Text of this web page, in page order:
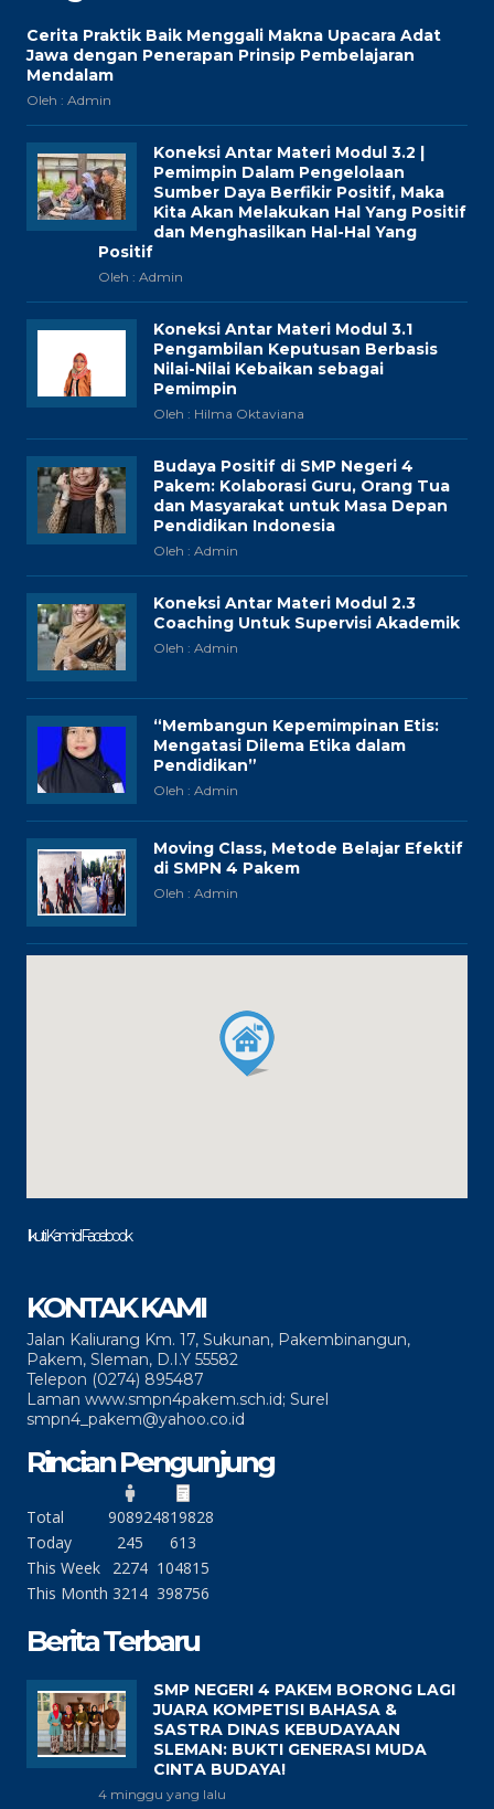
Cerita Praktik Baik Menggali Makna Upacara Adat
Jawa dengan Penerapan Prinsip Pembelajaran
Mendalam
Oleh : Admin
Koneksi Antar Materi Modul 3.2 |
Pemimpin Dalam Pengelolaan
Sumber Daya Berfikir Positif, Maka
Kita Akan Melakukan Hal Yang Positif
dan Menghasilkan Hal-Hal Yang
Positif
Oleh : Admin
Koneksi Antar Materi Modul 3.1
Pengambilan Keputusan Berbasis
Nilai-Nilai Kebaikan sebagai
Pemimpin
Oleh : Hilma Oktaviana
Budaya Positif di SMP Negeri 4
Pakem: Kolaborasi Guru, Orang Tua
dan Masyarakat untuk Masa Depan
Pendidikan Indonesia
Oleh : Admin
Koneksi Antar Materi Modul 2.3
Coaching Untuk Supervisi Akademik
Oleh : Admin
“Membangun Kepemimpinan Etis:
Mengatasi Dilema Etika dalam
Pendidikan”
Oleh : Admin
Moving Class, Metode Belajar Efektif
di SMPN 4 Pakem
Oleh : Admin
Ikuti Kami di Facebook
KONTAK KAMI
Jalan Kaliurang Km. 17, Sukunan, Pakembinangun,
Pakem, Sleman, D.I.Y 55582
Telepon (0274) 895487
Laman www.smpn4pakem.sch.id; Surel
smpn4_pakem@yahoo.co.id
Rincian Pengunjung
Total 908924819828
Today
245
613
This Week
2274 104815
This Month 3214 398756
Berita Terbaru
SMP NEGERI 4 PAKEM BORONG LAGI
JUARA KOMPETISI BAHASA &
SASTRA DINAS KEBUDAYAAN
SLEMAN: BUKTI GENERASI MUDA
CINTA BUDAYA!
4 minggu yang lalu